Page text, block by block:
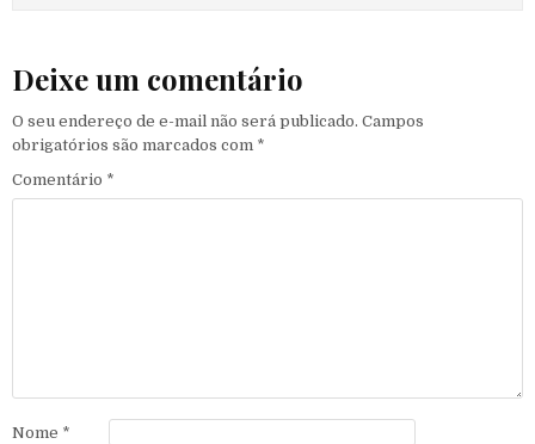
Deixe um comentário
O seu endereço de e-mail não será publicado. Campos
obrigatórios são marcados com *
Comentário *
Nome *